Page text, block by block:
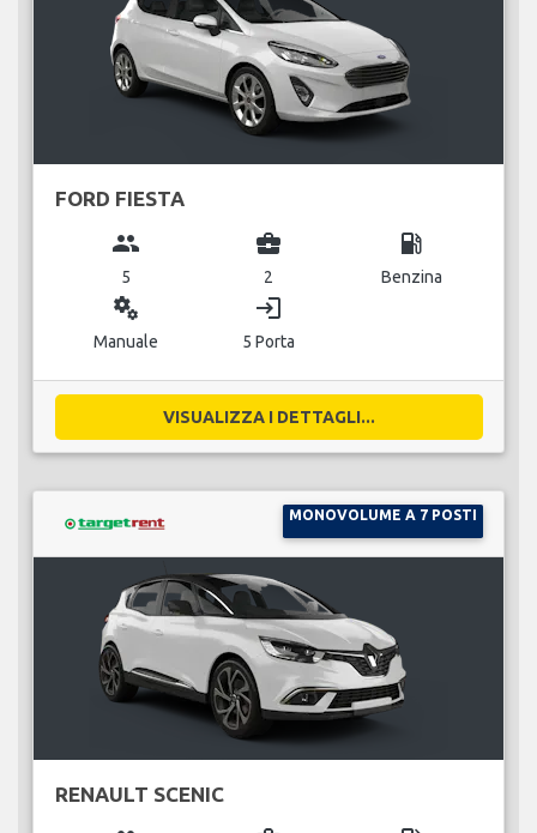
FORD FIESTA
group
5
business_center
2
local_gas_station
Benzina
miscellaneous_services
Manuale
login
5 Porta
VISUALIZZA I DETTAGLI...
MONOVOLUME A 7 POSTI
RENAULT SCENIC